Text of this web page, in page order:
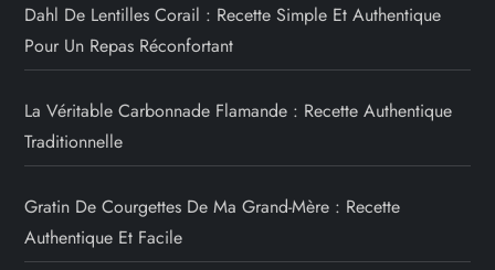
Dahl De Lentilles Corail : Recette Simple Et Authentique
Pour Un Repas Réconfortant
La Véritable Carbonnade Flamande : Recette Authentique
Traditionnelle
Gratin De Courgettes De Ma Grand-Mère : Recette
Authentique Et Facile